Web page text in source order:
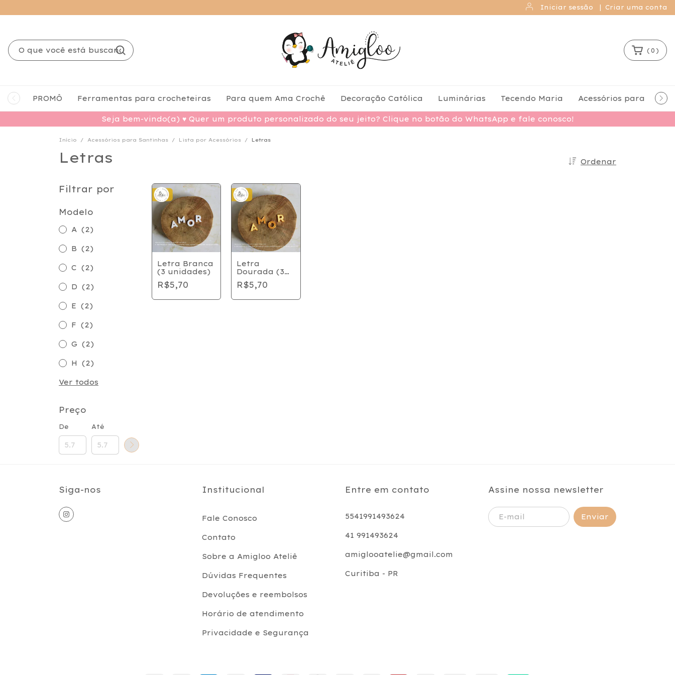
Iniciar sessão Criar uma conta
Seja bem-vindo(a) ♥ Quer um produto personalizado do seu jeito? Clique no botão do WhatsApp e fale conosco!
( 0 )
PROMÔ Ferramentas para crocheteiras Para quem Ama Crochê Decoração Católica Luminárias Tecendo Maria Acessórios para
Início / Acessórios para Santinhas / Lista por Acessórios / Letras
Letras Ordenar
Filtrar por
Modelo
A (2)
B (2)
C (2)
D (2)
E (2)
F (2)
G (2)
H (2)
Ver todos
Preço
De Até
Letra Branca
(3 unidades)
R$5,70
Letra
Dourada (3
unidades)
R$5,70
Siga-nos Institucional
Fale Conosco
Contato
Sobre a Amigloo Ateliê
Dúvidas Frequentes
Devoluções e reembolsos
Horário de atendimento
Privacidade e Segurança
Entre em contato
5541991493624
41 991493624
amiglooatelie@gmail.com
Curitiba - PR
Assine nossa newsletter